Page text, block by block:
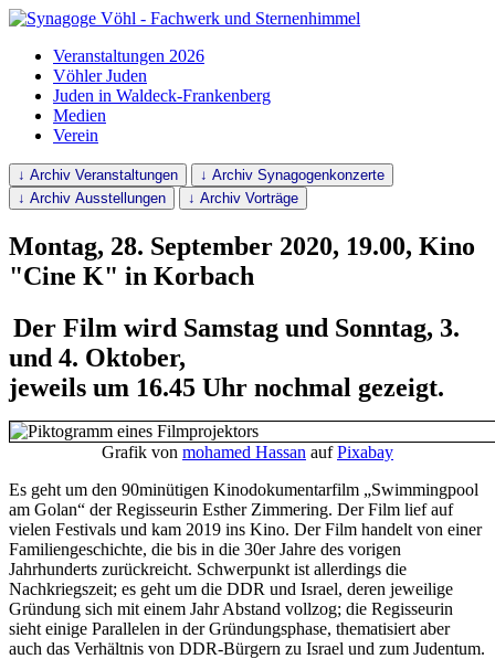
Veranstaltungen 2026
Vöhler Juden
Juden in Waldeck-Frankenberg
Medien
Verein
↓ Archiv Veranstaltungen
↓ Archiv Synagogenkonzerte
↓ Archiv Ausstellungen
↓ Archiv Vorträge
Montag, 28. September 2020, 19.00, Kino
"Cine K" in Korbach
Der Film wird Samstag und Sonntag, 3.
und 4. Oktober,
jeweils um 16.45 Uhr nochmal gezeigt.
Grafik von mohamed Hassan aufPixabay
Es geht um den 90minütigen Kinodokumentarfilm „Swimmingpool
am Golan“ der Regisseurin Esther Zimmering. Der Film lief auf
vielen Festivals und kam 2019 ins Kino. Der Film handelt von einer
Familiengeschichte, die bis in die 30er Jahre des vorigen
Jahrhunderts zurückreicht. Schwerpunkt ist allerdings die
Nachkriegszeit; es geht um die DDR und Israel, deren jeweilige
Gründung sich mit einem Jahr Abstand vollzog; die Regisseurin
sieht einige Parallelen in der Gründungsphase, thematisiert aber
auch das Verhältnis von DDR-Bürgern zu Israel und zum Judentum.